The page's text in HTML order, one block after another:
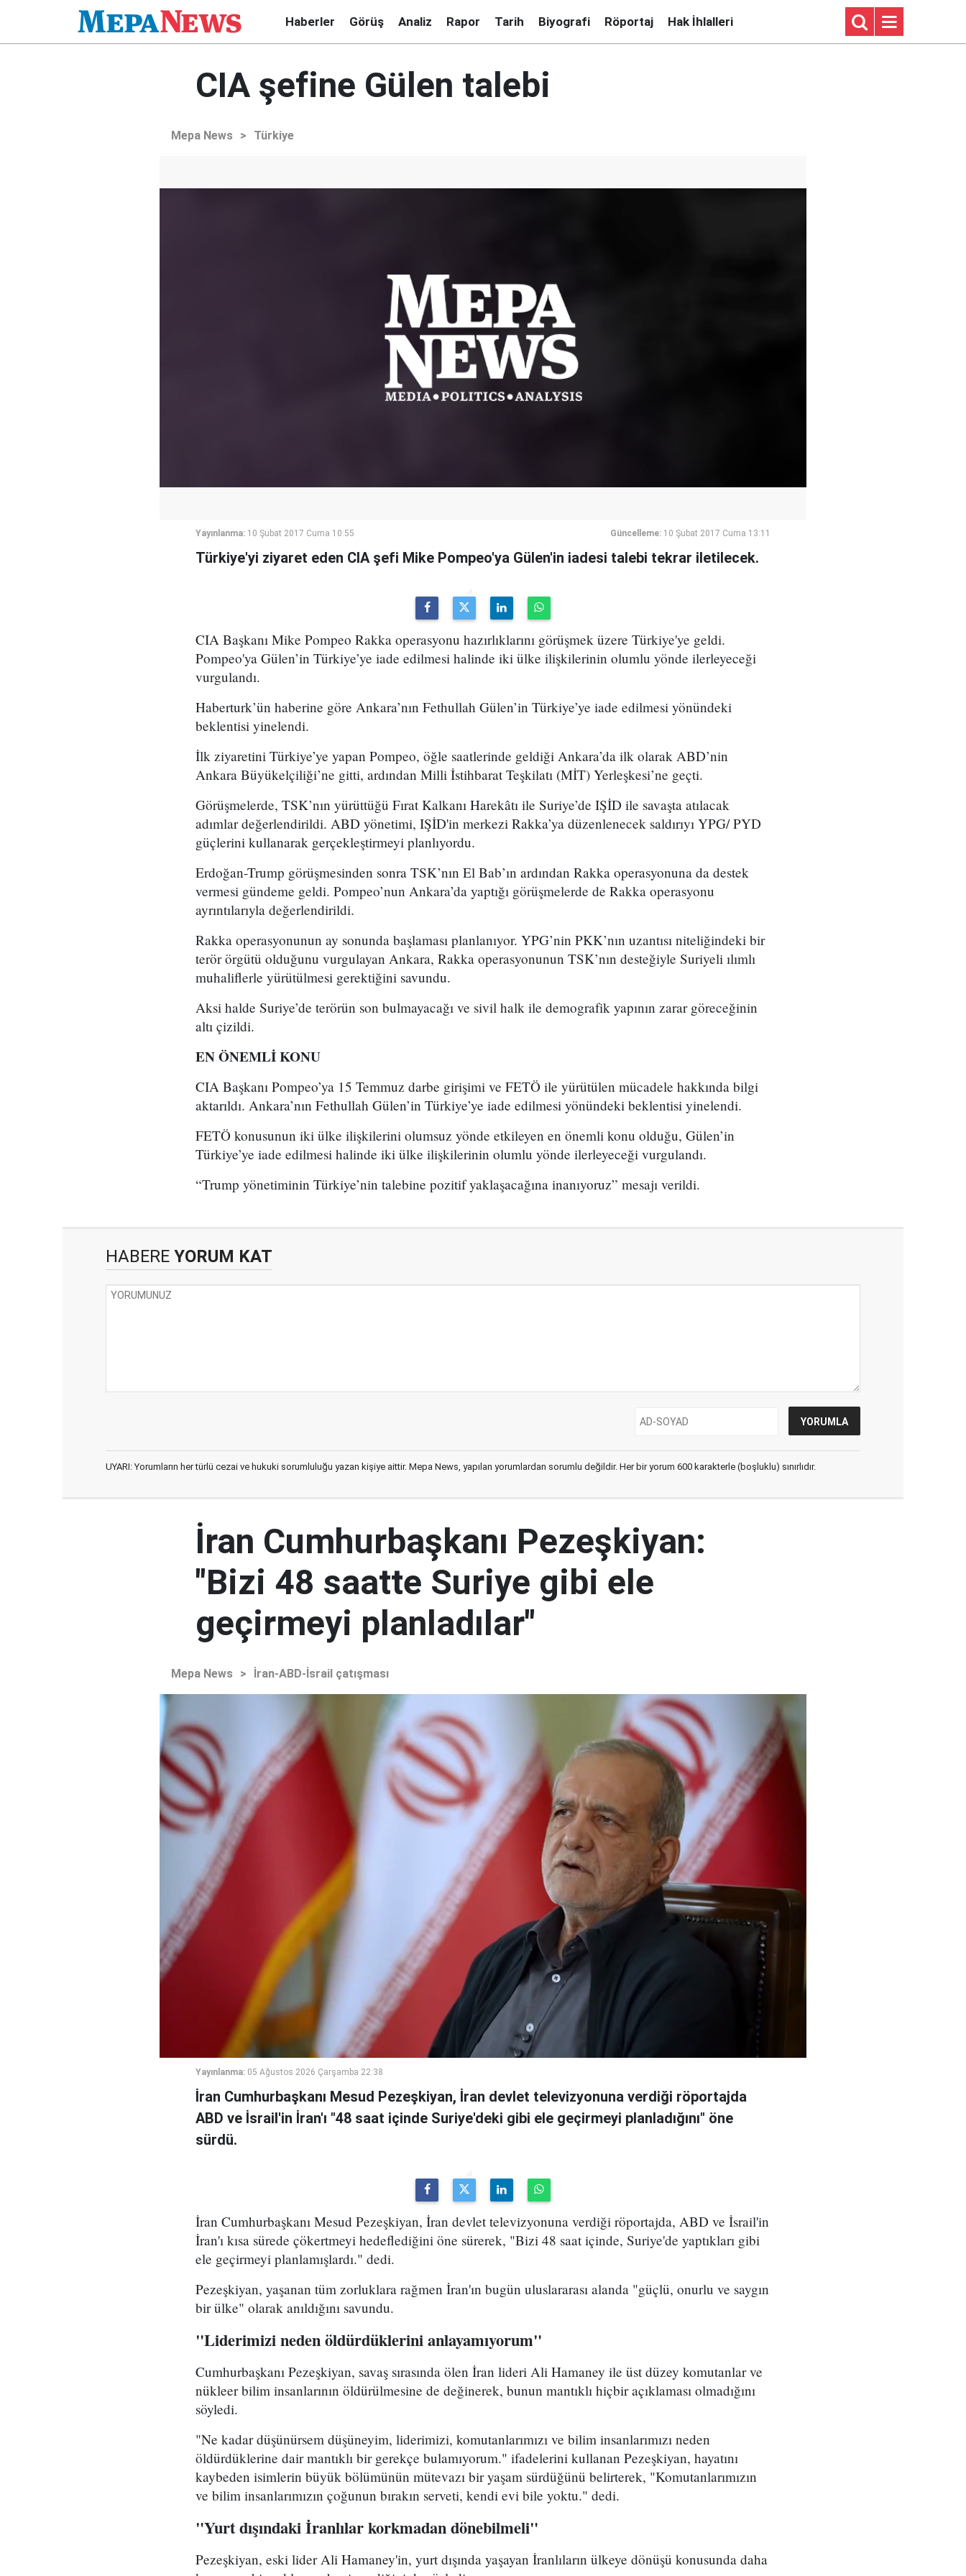
Haberler Görüş Analiz Rapor Tarih Biyografi Röportaj Hak İhlalleri
CIA şefine Gülen talebi
Mepa News > Türkiye
Yayınlanma: 10 Şubat 2017 Cuma 10:55 Güncelleme: 10 Şubat 2017 Cuma 13:11
Türkiye'yi ziyaret eden CIA şefi Mike Pompeo'ya Gülen'in iadesi talebi tekrar iletilecek.
CIA Başkanı Mike Pompeo Rakka operasyonu hazırlıklarını görüşmek üzere Türkiye'ye geldi.
Pompeo'ya Gülen’in Türkiye’ye iade edilmesi halinde iki ülke ilişkilerinin olumlu yönde ilerleyeceği
vurgulandı.
Haberturk’ün haberine göre Ankara’nın Fethullah Gülen’in Türkiye’ye iade edilmesi yönündeki
beklentisi yinelendi.
İlk ziyaretini Türkiye’ye yapan Pompeo, öğle saatlerinde geldiği Ankara’da ilk olarak ABD’nin
Ankara Büyükelçiliği’ne gitti, ardından Milli İstihbarat Teşkilatı (MİT) Yerleşkesi’ne geçti.
Görüşmelerde, TSK’nın yürüttüğü Fırat Kalkanı Harekâtı ile Suriye’de IŞİD ile savaşta atılacak
adımlar değerlendirildi. ABD yönetimi, IŞİD'in merkezi Rakka’ya düzenlenecek saldırıyı YPG/ PYD
güçlerini kullanarak gerçekleştirmeyi planlıyordu.
Erdoğan-Trump görüşmesinden sonra TSK’nın El Bab’ın ardından Rakka operasyonuna da destek
vermesi gündeme geldi. Pompeo’nun Ankara’da yaptığı görüşmelerde de Rakka operasyonu
ayrıntılarıyla değerlendirildi.
Rakka operasyonunun ay sonunda başlaması planlanıyor. YPG’nin PKK’nın uzantısı niteliğindeki bir
terör örgütü olduğunu vurgulayan Ankara, Rakka operasyonunun TSK’nın desteğiyle Suriyeli ılımlı
muhaliflerle yürütülmesi gerektiğini savundu.
Aksi halde Suriye’de terörün son bulmayacağı ve sivil halk ile demografik yapının zarar göreceğinin
altı çizildi.
EN ÖNEMLİ KONU
CIA Başkanı Pompeo’ya 15 Temmuz darbe girişimi ve FETÖ ile yürütülen mücadele hakkında bilgi
aktarıldı. Ankara’nın Fethullah Gülen’in Türkiye’ye iade edilmesi yönündeki beklentisi yinelendi.
FETÖ konusunun iki ülke ilişkilerini olumsuz yönde etkileyen en önemli konu olduğu, Gülen’in
Türkiye’ye iade edilmesi halinde iki ülke ilişkilerinin olumlu yönde ilerleyeceği vurgulandı.
“Trump yönetiminin Türkiye’nin talebine pozitif yaklaşacağına inanıyoruz” mesajı verildi.
HABERE YORUM KAT
UYARI: Yorumların her türlü cezai ve hukuki sorumluluğu yazan kişiye aittir. Mepa News, yapılan yorumlardan sorumlu değildir. Her bir yorum 600 karakterle (boşluklu) sınırlıdır.
İran Cumhurbaşkanı Pezeşkiyan:
"Bizi 48 saatte Suriye gibi ele
geçirmeyi planladılar"
Mepa News > İran-ABD-İsrail çatışması
Yayınlanma: 05 Ağustos 2026 Çarşamba 22:38
İran Cumhurbaşkanı Mesud Pezeşkiyan, İran devlet televizyonuna verdiği röportajda
ABD ve İsrail'in İran'ı "48 saat içinde Suriye'deki gibi ele geçirmeyi planladığını" öne
sürdü.
İran Cumhurbaşkanı Mesud Pezeşkiyan, İran devlet televizyonuna verdiği röportajda, ABD ve İsrail'in
İran'ı kısa sürede çökertmeyi hedeflediğini öne sürerek, "Bizi 48 saat içinde, Suriye'de yaptıkları gibi
ele geçirmeyi planlamışlardı." dedi.
Pezeşkiyan, yaşanan tüm zorluklara rağmen İran'ın bugün uluslararası alanda "güçlü, onurlu ve saygın
bir ülke" olarak anıldığını savundu.
"Liderimizi neden öldürdüklerini anlayamıyorum"
Cumhurbaşkanı Pezeşkiyan, savaş sırasında ölen İran lideri Ali Hamaney ile üst düzey komutanlar ve
nükleer bilim insanlarının öldürülmesine de değinerek, bunun mantıklı hiçbir açıklaması olmadığını
söyledi.
"Ne kadar düşünürsem düşüneyim, liderimizi, komutanlarımızı ve bilim insanlarımızı neden
öldürdüklerine dair mantıklı bir gerekçe bulamıyorum." ifadelerini kullanan Pezeşkiyan, hayatını
kaybeden isimlerin büyük bölümünün mütevazı bir yaşam sürdüğünü belirterek, "Komutanlarımızın
ve bilim insanlarımızın çoğunun bırakın serveti, kendi evi bile yoktu." dedi.
"Yurt dışındaki İranlılar korkmadan dönebilmeli"
Pezeşkiyan, eski lider Ali Hamaney'in, yurt dışında yaşayan İranlıların ülkeye dönüşü konusunda daha